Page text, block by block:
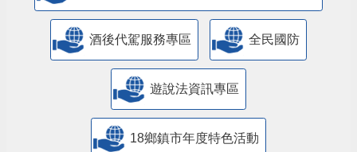
酒後代駕服務專區 全民國防
遊說法資訊專區
18鄉鎮市年度特色活動